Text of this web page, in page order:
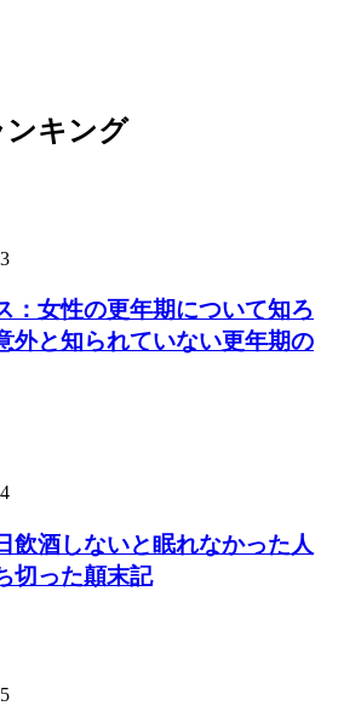
ンキング
：女性の更年期について知ろ
外と知られていない更年期の
飲酒しないと眠れなかった人
切った顛末記